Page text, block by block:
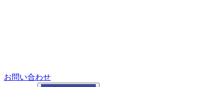
お問い合わせ